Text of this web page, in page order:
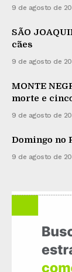
9 de agosto de
SÃO
cães
9 de agosto de
MONTE
morte e
9 de agosto de
Domingo no
9 de agosto de